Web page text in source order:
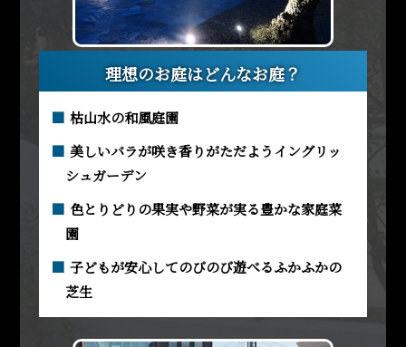
理想のお庭はどんなお庭？
枯山水の和風庭園
美しいバラが咲き香りがただようイングリッ
シュガーデン
色とりどりの果実や野菜が実る豊かな家庭菜
園
子どもが安心してのびのび遊べるふかふかの
芝生